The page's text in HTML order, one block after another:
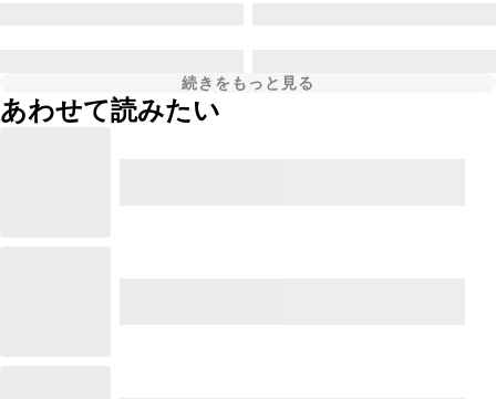
続きをもっと見る
あわせて読みたい